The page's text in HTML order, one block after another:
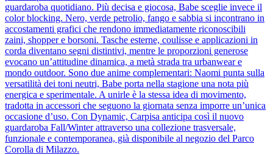
guardaroba quotidiano. Più decisa e giocosa, Babe sceglie invece il
color blocking. Nero, verde petrolio, fango e sabbia si incontrano in
accostamenti grafici che rendono immediatamente riconoscibili
zaini, shopper e borsoni. Tasche esterne, coulisse e applicazioni in
corda diventano segni distintivi, mentre le proporzioni generose
evocano un’attitudine dinamica, a metà strada tra urbanwear e
mondo outdoor. Sono due anime complementari: Naomi punta sulla
versatilità dei toni neutri, Babe porta nella stagione una nota più
energica e sperimentale. A unirle è la stessa idea di movimento,
tradotta in accessori che seguono la giornata senza imporre un’unica
occasione d’uso. Con Dynamic, Carpisa anticipa così il nuovo
guardaroba Fall/Winter attraverso una collezione trasversale,
funzionale e contemporanea, già disponibile al negozio del Parco
Corolla di Milazzo.